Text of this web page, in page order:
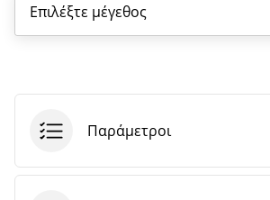
Εμφάνιση
όλων των
Επιλέξτε μέγεθος
Παράμετροι